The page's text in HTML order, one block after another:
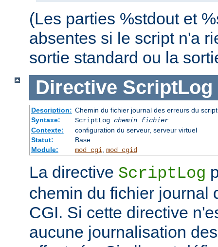
(Les parties %stdout et
absentes si le script n'a
sortie standard ou la
Directive ScriptLog
Description: Chemin du fichier journal des erreurs du
Syntaxe:
ScriptLog chemin fichier
Contexte:
configuration du serveur, serveur virtuel
Statut:
Base
Module:
mod_cgi mod_cgid
La directive ScriptLog
chemin du fichier journal
CGI. Si cette directive
aucune journalisation